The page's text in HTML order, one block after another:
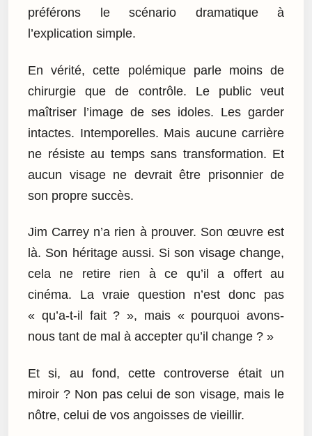
préférons le scénario dramatique à
l’explication simple.
En vérité, cette polémique parle moins de
chirurgie que de contrôle. Le public veut
maîtriser l’image de ses idoles. Les garder
intactes. Intemporelles. Mais aucune carrière
ne résiste au temps sans transformation. Et
aucun visage ne devrait être prisonnier de
son propre succès.
Jim Carrey n’a rien à prouver. Son œuvre est
là. Son héritage aussi. Si son visage change,
cela ne retire rien à ce qu’il a offert au
cinéma. La vraie question n’est donc pas
« qu’a-t-il fait ? », mais « pourquoi avons-
nous tant de mal à accepter qu’il change ? »
Et si, au fond, cette controverse était un
miroir ? Non pas celui de son visage, mais le
nôtre, celui de vos angoisses de vieillir.